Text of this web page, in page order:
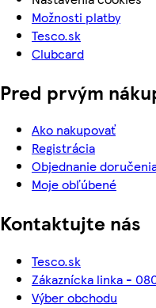
Možnosti platby
Tesco.sk
Clubcard
Pred prvým
Ako nakupovať
Registrácia
Objednanie
Moje obľúbené
Kontaktujte nás
Tesco.sk
Zákaznícka linka -
Výber obchodu